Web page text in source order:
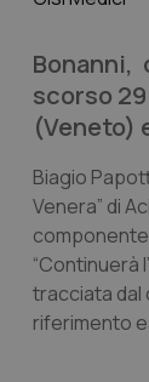
Bonanni,
scorso
(Veneto)
Biagio
Venera” di
“Continuerà
tracciata dal
riferimento